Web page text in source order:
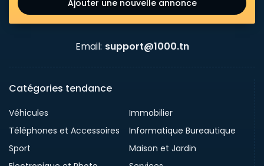
Ajouter une nouvelle annonce
Email: support@1000.tn
Catégories tendance
Véhicules
Immobilier
Téléphones et Accessoires
Informatique Bureautique
Sport
Maison et Jardin